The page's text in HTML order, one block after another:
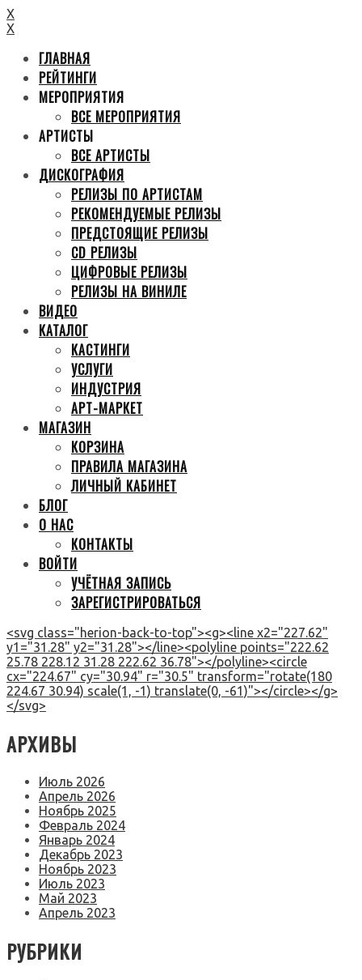
X
X
ГЛАВНАЯ
РЕЙТИНГИ
МЕРОПРИЯТИЯ
ВСЕ МЕРОПРИЯТИЯ
АРТИСТЫ
ВСЕ АРТИСТЫ
ДИСКОГРАФИЯ
РЕЛИЗЫ ПО АРТИСТАМ
РЕКОМЕНДУЕМЫЕ РЕЛИЗЫ
ПРЕДСТОЯЩИЕ РЕЛИЗЫ
CD РЕЛИЗЫ
ЦИФРОВЫЕ РЕЛИЗЫ
РЕЛИЗЫ НА ВИНИЛЕ
ВИДЕО
КАТАЛОГ
КАСТИНГИ
УСЛУГИ
ИНДУСТРИЯ
АРТ-МАРКЕТ
МАГАЗИН
КОРЗИНА
ПРАВИЛА МАГАЗИНА
ЛИЧНЫЙ КАБИНЕТ
БЛОГ
О НАС
КОНТАКТЫ
ВОЙТИ
УЧЁТНАЯ ЗАПИСЬ
ЗАРЕГИСТРИРОВАТЬСЯ
<svg class="herion-back-to-top"><g><line x2="227.62"
y1="31.28" y2="31.28"></line><polyline points="222.62
25.78 228.12 31.28 222.62 36.78"></polyline><circle
cx="224.67" cy="30.94" r="30.5" transform="rotate(180
224.67 30.94) scale(1, -1) translate(0, -61)"></circle></g>
</svg>
АРХИВЫ
Июль 2026
Апрель 2026
Ноябрь 2025
Февраль 2024
Январь 2024
Декабрь 2023
Ноябрь 2023
Июль 2023
Май 2023
Апрель 2023
РУБРИКИ